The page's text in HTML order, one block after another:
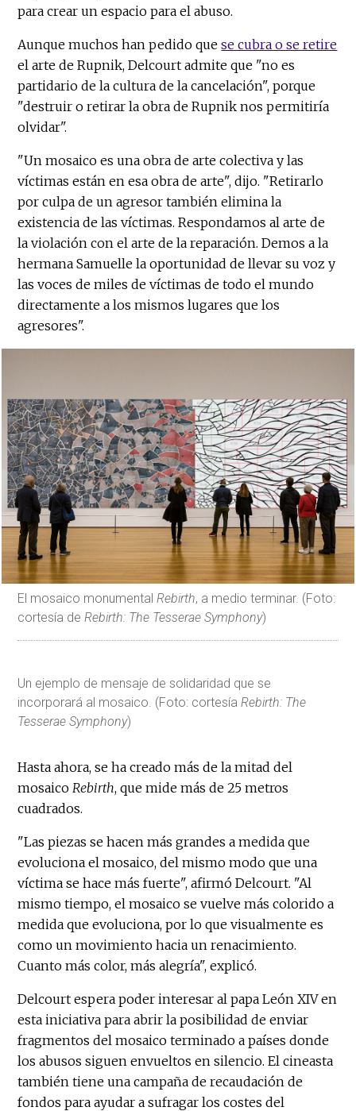
para crear un espacio para el abuso.
Aunque muchos han pedido quese cubra o se retire
el arte de Rupnik, Delcourt admite que "no es
partidario de la cultura de la cancelación", porque
"destruir o retirar la obra de Rupnik nos permitiría
olvidar".
"Un mosaico es una obra de arte colectiva y las
víctimas están en esa obra de arte", dijo. "Retirarlo
por culpa de un agresor también elimina la
existencia de las víctimas. Respondamos al arte de
la violación con el arte de la reparación. Demos a la
hermana Samuelle la oportunidad de llevar su voz y
las voces de miles de víctimas de todo el mundo
directamente a los mismos lugares que los
agresores".
El mosaico monumentalRebirth, a medio terminar. (Foto:
cortesía deRebirth: The Tesserae Symphony)
Un ejemplo de mensaje de solidaridad que se
incorporará al mosaico. (Foto: cortesíaRebirth: The
Tesserae Symphony)
Hasta ahora, se ha creado más de la mitad del
mosaico Rebirth, que mide más de 25 metros
cuadrados.
"Las piezas se hacen más grandes a medida que
evoluciona el mosaico, del mismo modo que una
víctima se hace más fuerte", afirmó Delcourt. "Al
mismo tiempo, el mosaico se vuelve más colorido a
medida que evoluciona, por lo que visualmente es
como un movimiento hacia un renacimiento.
Cuanto más color, más alegría", explicó.
Delcourt espera poder interesar al papa León XIV en
esta iniciativa para abrir la posibilidad de enviar
fragmentos del mosaico terminado a países donde
los abusos siguen envueltos en silencio. El cineasta
también tiene una campaña de recaudación de
fondos para ayudar a sufragar los costes del